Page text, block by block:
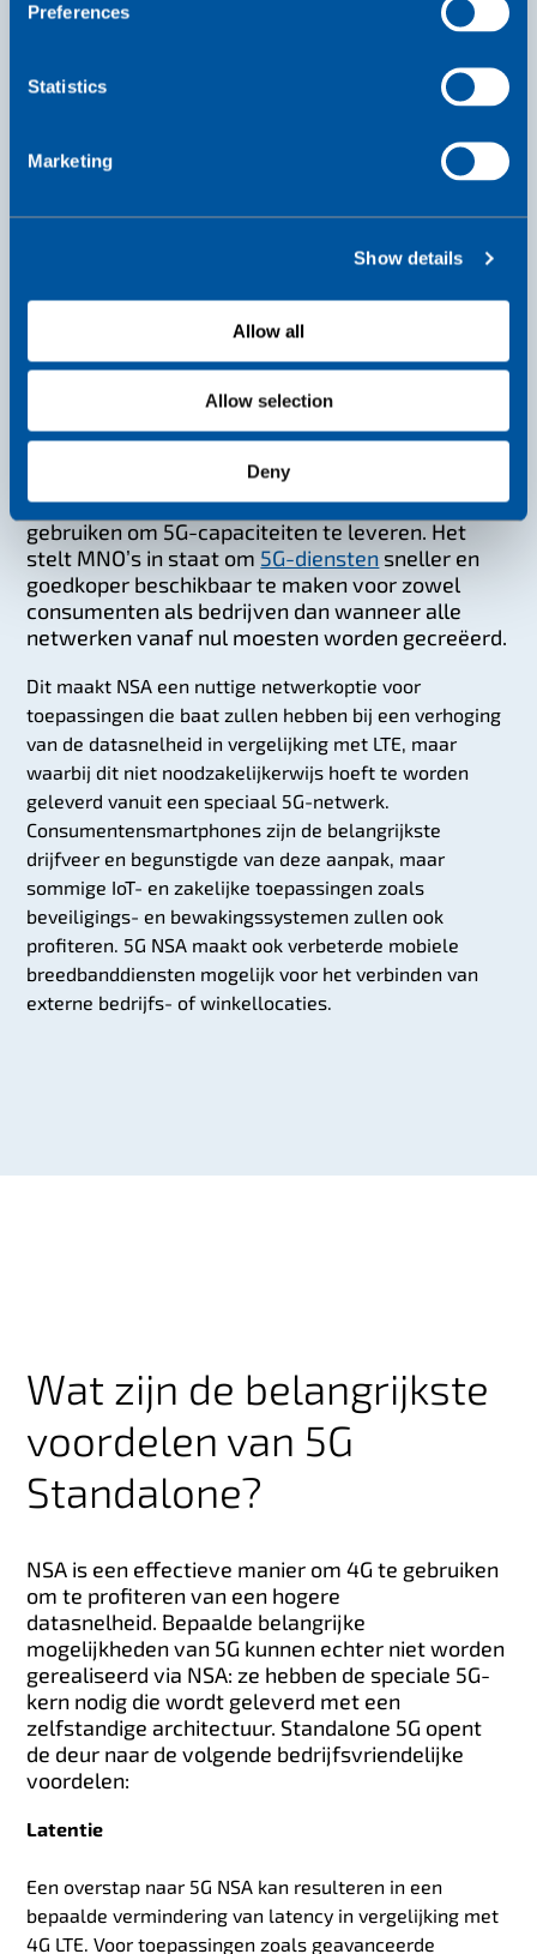
Preferences
Statistics
Marketing
Show details
Allow all
Allow selection
Deny
In plaats van volledig nieuwe netwerken te
moeten bouwen, biedt NSA een manier voor
MNO’s om hun bestaande netwerkarchitectuur te
gebruiken om 5G-capaciteiten te leveren. Het
stelt MNO’s in staat om 5G-diensten sneller en
goedkoper beschikbaar te maken voor zowel
consumenten als bedrijven dan wanneer alle
netwerken vanaf nul moesten worden gecreëerd.
Dit maakt NSA een nuttige netwerkoptie voor
toepassingen die baat zullen hebben bij een verhoging
van de datasnelheid in vergelijking met LTE, maar
waarbij dit niet noodzakelijkerwijs hoeft te worden
geleverd vanuit een speciaal 5G-netwerk.
Consumentensmartphones zijn de belangrijkste
drijfveer en begunstigde van deze aanpak, maar
sommige IoT- en zakelijke toepassingen zoals
beveiligings- en bewakingssystemen zullen ook
profiteren. 5G NSA maakt ook verbeterde mobiele
breedbanddiensten mogelijk voor het verbinden van
externe bedrijfs- of winkellocaties.
Wat zijn de belangrijkste
voordelen van 5G
Standalone?
NSA is een effectieve manier om 4G te gebruiken
om te profiteren van een hogere
datasnelheid. Bepaalde belangrijke
mogelijkheden van 5G kunnen echter niet worden
gerealiseerd via NSA: ze hebben de speciale 5G-
kern nodig die wordt geleverd met een
zelfstandige architectuur. Standalone 5G opent
de deur naar de volgende bedrijfsvriendelijke
voordelen:
Latentie
Een overstap naar 5G NSA kan resulteren in een
bepaalde vermindering van latency in vergelijking met
4G LTE. Voor toepassingen zoals geavanceerde